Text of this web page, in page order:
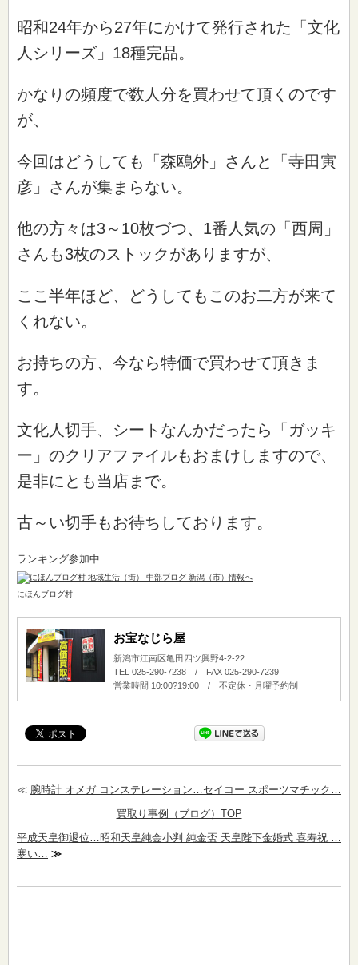
昭和24年から27年にかけて発行された「文化
人シリーズ」18種完品。
かなりの頻度で数人分を買わせて頂くのです
が、
今回はどうしても「森鴎外」さんと「寺田寅
彦」さんが集まらない。
他の方々は3～10枚づつ、1番人気の「西周」
さんも3枚のストックがありますが、
ここ半年ほど、どうしてもこのお二方が来て
くれない。
お持ちの方、今なら特価で買わせて頂きま
す。
文化人切手、シートなんかだったら「ガッキ
ー」のクリアファイルもおまけしますので、
是非にとも当店まで。
古～い切手もお待ちしております。
ランキング参加中
にほんブログ村
お宝なじら屋
新潟市江南区亀田四ツ興野4-2-22
TEL 025-290-7238 / FAX 025-290-7239
営業時間 10:00?19:00 / 不定休・月曜予約制
≪ 腕時計 オメガ コンステレーション…セイコー スポーツマチック…
買取り事例（ブログ）TOP
平成天皇御退位…昭和天皇純金小判 純金盃 天皇陛下金婚式 喜寿祝 …
寒い…
≫